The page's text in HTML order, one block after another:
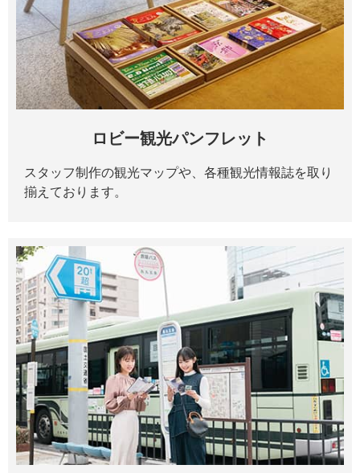
ロビー観光パンフレット
スタッフ制作の観光マップや、各種観光情報誌を取り
揃えております。